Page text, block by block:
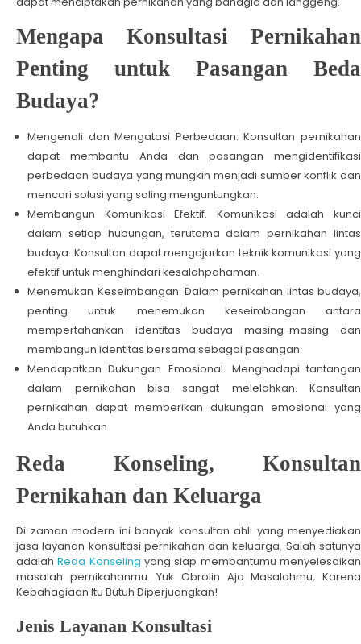
Mengapa Konsultasi Pernikahan
Penting untuk Pasangan Beda
Budaya?
Mengenali dan Mengatasi Perbedaan. Konsultan pernikahan
dapat membantu Anda dan pasangan mengidentifikasi
perbedaan budaya yang mungkin menjadi sumber konflik dan
mencari solusi yang saling menguntungkan.
Membangun Komunikasi Efektif. Komunikasi adalah kunci
dalam setiap hubungan, terutama dalam pernikahan lintas
budaya. Konsultan dapat mengajarkan teknik komunikasi yang
efektif untuk menghindari kesalahpahaman.
Menemukan Keseimbangan. Dalam pernikahan lintas budaya,
penting untuk menemukan keseimbangan antara
mempertahankan identitas budaya masing-masing dan
membangun identitas bersama sebagai pasangan.
Mendapatkan Dukungan Emosional. Menghadapi tantangan
dalam pernikahan bisa sangat melelahkan. Konsultan
pernikahan dapat memberikan dukungan emosional yang
Anda butuhkan
Reda Konseling, Konsultan
Pernikahan dan Keluarga
Di zaman modern ini banyak konsultan ahli yang menyediakan
jasa layanan konsultasi pernikahan dan keluarga. Salah satunya
adalahReda Konseling yang siap membantumu menyelesaikan
masalah pernikahanmu. Yuk Obrolin Aja Masalahmu, Karena
Kebahagiaan Itu Butuh Diperjuangkan!
Jenis Layanan Konsultasi